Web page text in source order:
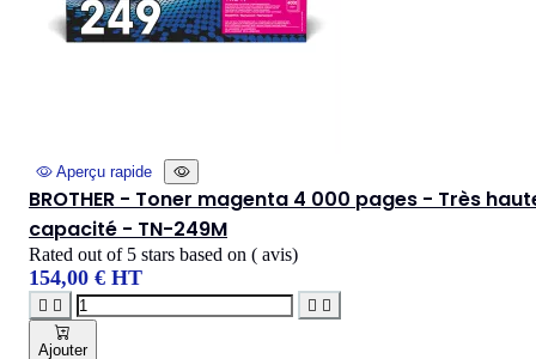
Aperçu rapide
BROTHER - Toner magenta 4 000 pages - Très
capacité - TN-249M
Rated out of 5 stars based on ( avis)
154,00 € HT
   
Ajouter